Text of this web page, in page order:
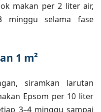
makan per 2 liter air,
minggu selama fase
1 m²
siramkan larutan
Epsom per 10 liter
3–4 minggu sampai